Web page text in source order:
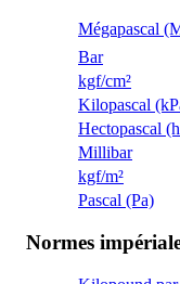
Mégapascal
Bar
kgf/cm²
Kilopascal
Hectopascal
Millibar
kgf/m²
Pascal (Pa)
Normes